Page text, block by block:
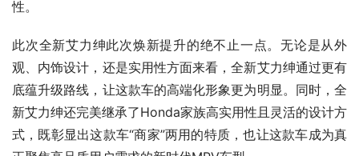
性。
此次全新艾力绅此次焕新提升的绝不止一点。无论是从外
观、内饰设计，还是实用性方面来看，全新艾力绅通过更有
底蕴升级路线，让这款车的高端化形象更为明显。同时，全
新艾力绅还完美继承了Honda家族高实用性且灵活的设计方
式，既彰显出这款车“商家”两用的特质，也让这款车成为真